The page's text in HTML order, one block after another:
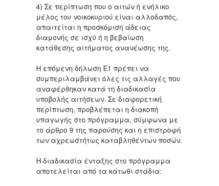
4) Σε περίπτωση που ο αιτών ή ενήλικο
μέλος του νοικοκυριού είναι αλλοδαπός,
απαιτείται η προσκόμιση άδειας
διαμονής σε ισχύ ή η βεβαίωση
κατάθεσης αιτήματος ανανέωσης της.
Η επόμενη δήλωση Ε1 πρέπει να
συμπεριλαμβάνει όλες τις αλλαγές που
αναφέρθηκαν κατά τη διαδικασία
υποβολής αιτήσεων. Σε διαφορετική
περίπτωση, προβλέπεται η διακοπή
υπαγωγής στο πρόγραμμα, σύμφωνα με
το άρθρο 9 της παρούσης και η επιστροφή
των αχρεωστήτως καταβληθέντων ποσών.
Η διαδικασία ένταξης στο πρόγραμμα
αποτελείται από τα κάτωθι στάδια: